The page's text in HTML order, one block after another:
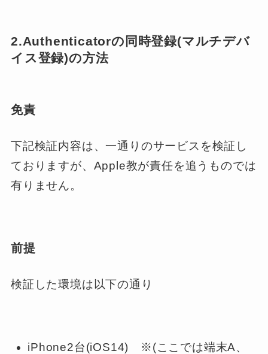
2.Authenticatorの同時登録(マルチデバ
イス登録)の方法
免責
下記検証内容は、一通りのサービスを検証し
ておりますが、Apple教が責任を追うものでは
有りません。
前提
検証した環境は以下の通り
iPhone2台(iOS14) ※(ここでは端末A、